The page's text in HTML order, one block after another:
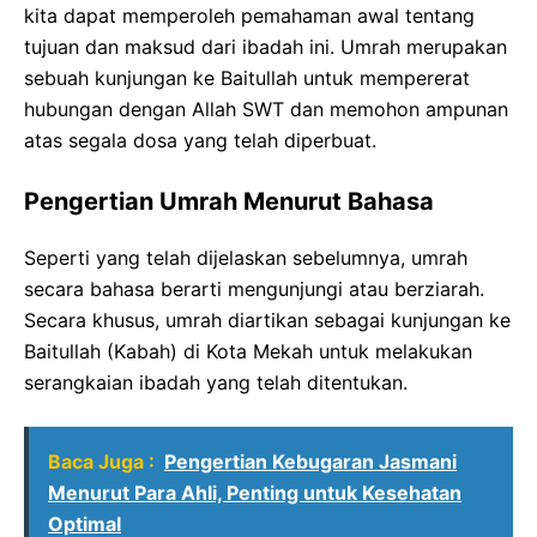
kita dapat memperoleh pemahaman awal tentang
tujuan dan maksud dari ibadah ini. Umrah merupakan
sebuah kunjungan ke Baitullah untuk mempererat
hubungan dengan Allah SWT dan memohon ampunan
atas segala dosa yang telah diperbuat.
Pengertian Umrah Menurut Bahasa
Seperti yang telah dijelaskan sebelumnya, umrah
secara bahasa berarti mengunjungi atau berziarah.
Secara khusus, umrah diartikan sebagai kunjungan ke
Baitullah (Kabah) di Kota Mekah untuk melakukan
serangkaian ibadah yang telah ditentukan.
Baca Juga : Pengertian Kebugaran Jasmani
Menurut Para Ahli, Penting untuk Kesehatan
Optimal